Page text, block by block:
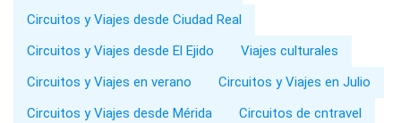
Circuitos y Viajes desde Ciudad Real
Circuitos y Viajes desde El Ejido
Viajes culturales
Circuitos y Viajes en verano
Circuitos y Viajes en Julio
Circuitos y Viajes desde Mérida
Circuitos de cntravel